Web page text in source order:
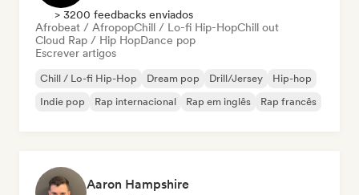
> 3200 feedbacks enviados
Afrobeat / AfropopChill / Lo-fi Hip-HopChill out
Cloud Rap / Hip HopDance pop
Escrever artigos
Chill / Lo-fi Hip-Hop Dream pop Drill/Jersey
Hip-hop
Indie pop
Rap internacional Rap em inglês Rap francês
Aaron Hampshire